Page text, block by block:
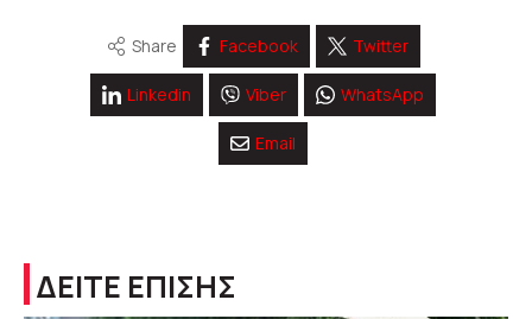
Share Facebook Twitter
Linkedin Viber WhatsApp
Email
ΔΕΙΤΕ ΕΠΙΣΗΣ